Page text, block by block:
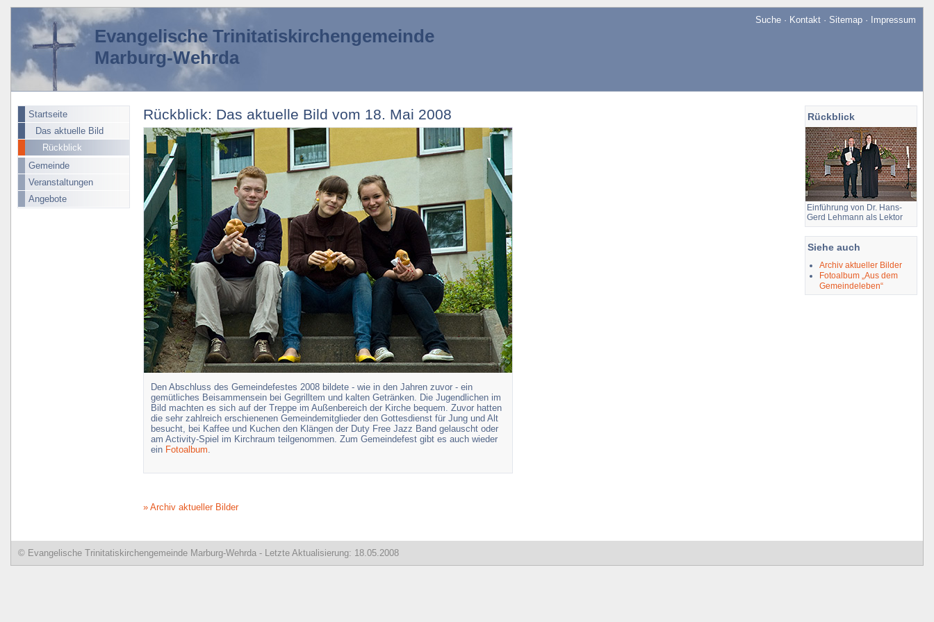
Evangelische Trinitatiskirchengemeinde
Marburg-Wehrda
Suche · Kontakt · Sitemap · Impressum
Startseite
Das aktuelle Bild
Rückblick
Gemeinde
Veranstaltungen
Angebote
Rückblick
Einführung von Dr. Hans-
Gerd Lehmann als Lektor
Siehe auch
Archiv aktueller Bilder
Fotoalbum „Aus dem
Gemeindeleben“
Rückblick: Das aktuelle Bild vom 18. Mai 2008
Den Abschluss des Gemeindefestes 2008 bildete - wie in den Jahren zuvor - ein
gemütliches Beisammensein bei Gegrilltem und kalten Getränken. Die Jugendlichen im
Bild machten es sich auf der Treppe im Außenbereich der Kirche bequem. Zuvor hatten
die sehr zahlreich erschienenen Gemeindemitglieder den Gottesdienst für Jung und Alt
besucht, bei Kaffee und Kuchen den Klängen der Duty Free Jazz Band gelauscht oder
am Activity-Spiel im Kirchraum teilgenommen. Zum Gemeindefest gibt es auch wieder
ein Fotoalbum.
» Archiv aktueller Bilder
© Evangelische Trinitatiskirchengemeinde Marburg-Wehrda - Letzte Aktualisierung: 18.05.2008